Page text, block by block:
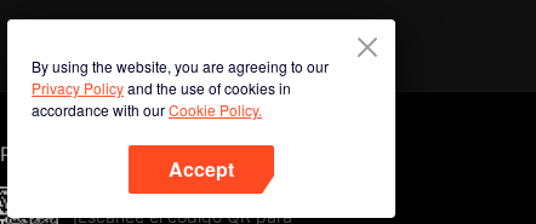
By using the website, you are agreeing to our
Privacy Policyand the use of cookies in
accordance with ourCookie Policy.
Accept
Phone
¡Escanee el código QR para